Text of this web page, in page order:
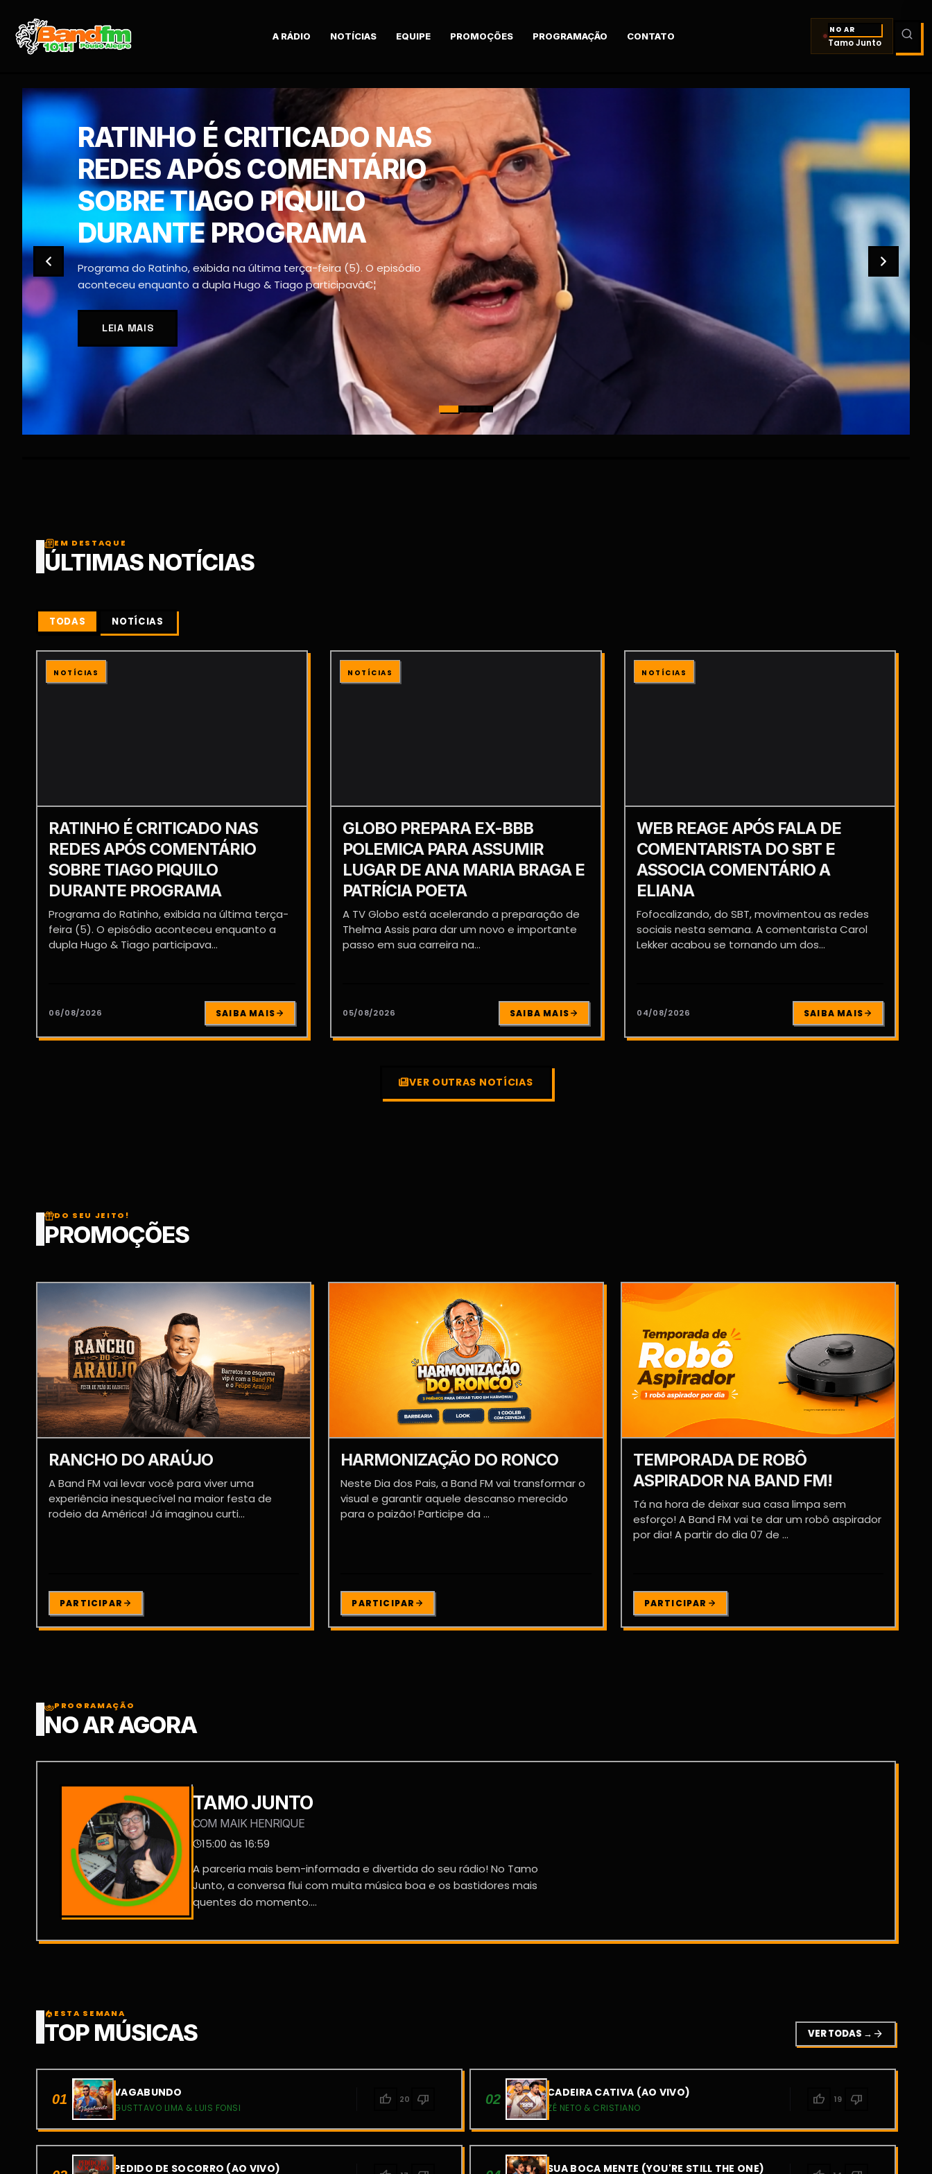
A RÁDIO NOTÍCIAS EQUIPE PROMOÇÕES PROGRAMAÇÃO CONTATO
NO AR
Tamo Junto
EM DESTAQUE
ÚLTIMAS NOTÍCIAS
TODAS NOTÍCIAS
NOTÍCIAS
RATINHO É CRITICADO NAS
REDES APÓS COMENTÁRIO
SOBRE TIAGO PIQUILO
DURANTE PROGRAMA
Programa do Ratinho, exibida na última terça-
feira (5). O episódio aconteceu enquanto a
dupla Hugo & Tiago participava...
06/08/2026 SAIBA MAIS
NOTÍCIAS
GLOBO PREPARA EX-BBB
POLEMICA PARA ASSUMIR
LUGAR DE ANA MARIA BRAGA E
PATRÍCIA POETA
A TV Globo está acelerando a preparação de
Thelma Assis para dar um novo e importante
passo em sua carreira na...
05/08/2026 SAIBA MAIS
NOTÍCIAS
WEB REAGE APÓS FALA DE
COMENTARISTA DO SBT E
ASSOCIA COMENTÁRIO A
ELIANA
Fofocalizando, do SBT, movimentou as redes
sociais nesta semana. A comentarista Carol
Lekker acabou se tornando um dos...
04/08/2026 SAIBA MAIS
VER OUTRAS NOTÍCIAS
DO SEU JEITO!
PROMOÇÕES
RANCHO DO ARAÚJO
A Band FM vai levar você para viver uma
experiência inesquecível na maior festa de
rodeio da América! Já imaginou curti...
PARTICIPAR
HARMONIZAÇÃO DO RONCO
Neste Dia dos Pais, a Band FM vai transformar o
visual e garantir aquele descanso merecido
para o paizão! Participe da ...
PARTICIPAR
TEMPORADA DE ROBÔ
ASPIRADOR NA BAND FM!
Tá na hora de deixar sua casa limpa sem
esforço! A Band FM vai te dar um robô aspirador
por dia! A partir do dia 07 de ...
PARTICIPAR
PROGRAMAÇÃO
NO AR AGORA
TAMO JUNTO
COM MAIK HENRIQUE
15:00 às 16:59
A parceria mais bem-informada e divertida do seu rádio! No Tamo
Junto, a conversa flui com muita música boa e os bastidores mais
quentes do momento....
local_fire_department ESTA SEMANA
TOP MÚSICAS VER TODAS → arrow_forward
01 VAGABUNDO
GUSTTAVO LIMA & LUIS FONSI
thumb_up 20 thumb_down 02 CADEIRA CATIVA (AO VIVO)
ZÉ NETO & CRISTIANO
thumb_up 19 thumb_down
PEDIDO DE SOCORRO (AO VIVO) SUA BOCA MENTE (YOU'RE STILL THE ONE)